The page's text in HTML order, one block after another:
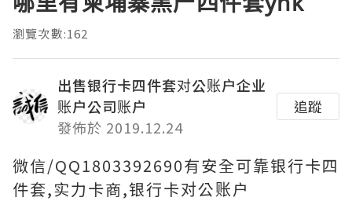
瀏覽次數:162
出售银行卡四件套对公账户企业
账户公司账户
發佈於 2019.12.24
追蹤
微信/QQ1803392690有安全可靠银行卡四
件套,实力卡商,银行卡对公账户